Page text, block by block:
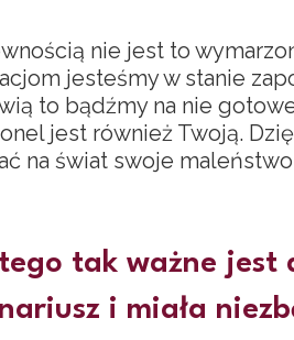
nie jest to
jesteśmy w stanie
to bądźmy na nie
jest również Twoją.
na świat swoje maleństwo
tak ważne jest
i miała